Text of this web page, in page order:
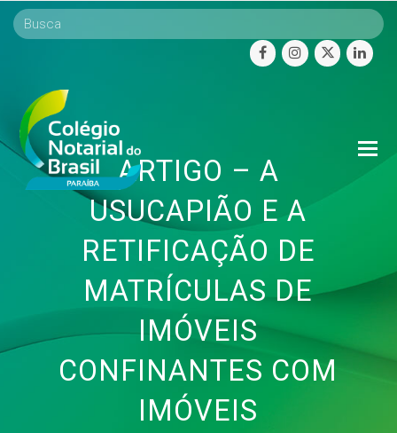
facebookinstagram
twitter
ARTIGO – A
USUCAPIÃO E A
RETIFICAÇÃO DE
MATRÍCULAS DE
IMÓVEIS
CONFINANTES COM
IMÓVEIS